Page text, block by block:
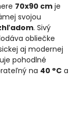
70x90 cm je
svojou
. Sivý
obliečke
aj modernej
pohodlné
na 40 °C a